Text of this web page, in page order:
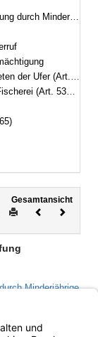
Minderjährige
Ufer (Art. 51–52)
(Art. 53–59)
Gesamtansicht
DruckenVorheriges
Minderjährige